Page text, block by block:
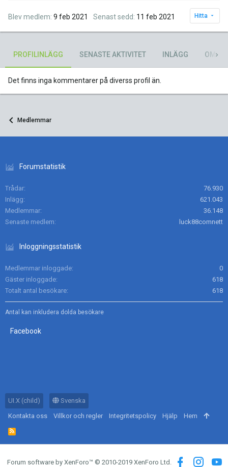
Blev medlem 9 feb 2021 Senast sedd 11 feb 2021 Hitta
PROFILINLÄGG SENASTE AKTIVITET INLÄGG OM
Det finns inga kommentarer på diverss profil än.
Medlemmar
Forumstatistik
Trådar
76.930
Inlägg
621.043
Medlemmar
36.148
Senaste medlem
luck88comnett
Inloggningsstatistik
Medlemmar inloggade
0
Gäster inloggade
618
Totalt antal besökare
618
Antal kan inkludera dolda besökare
Facebook
UI.X (child)
Svenska
Kontakta oss
Villkor och regler Integritetspolicy Hjälp Hem
R
S
S
Forum software by XenForo™ © 2010-2019 XenForo Ltd.